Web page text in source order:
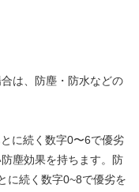
は、防塵・防水などの
に続く数字0〜6で優劣
塵効果を持ちます。防
に続く数字0~8で優劣を